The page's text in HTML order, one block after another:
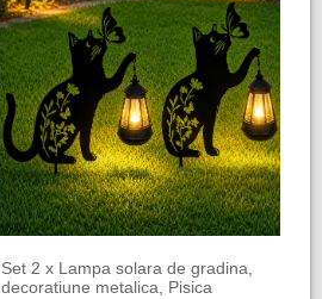
Set 2 x Lampa solara de gradina,
decoratiune metalica, Pisica